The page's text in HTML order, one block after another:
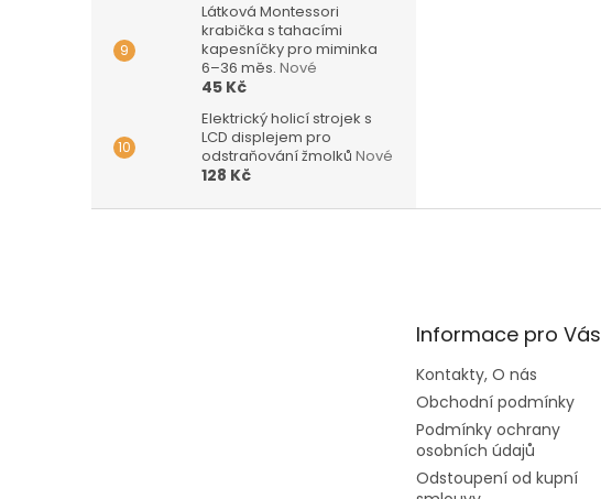
Látková Montessori
krabička s tahacími
kapesníčky pro miminka
6–36 měs. Nové
45 Kč
Elektrický holicí strojek s
LCD displejem pro
odstraňování žmolků Nové
128 Kč
Informace pro Vás
Kontakty, O nás
Obchodní podmínky
Podmínky ochrany
osobních údajů
Odstoupení od kupní